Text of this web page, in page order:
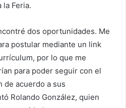
la Feria.
dos oportunidades. Me
postular mediante un link
por lo que me
para poder seguir con el
de acuerdo a sus
Rolando González, quien